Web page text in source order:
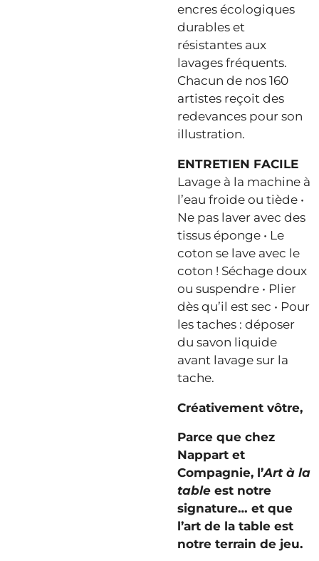
encres écologiques
durables et
résistantes aux
lavages fréquents.
Chacun de nos 160
artistes reçoit des
redevances pour son
illustration.
ENTRETIEN FACILE
Lavage à la machine à
l’eau froide ou tiède •
Ne pas laver avec des
tissus éponge • Le
coton se lave avec le
coton ! Séchage doux
ou suspendre • Plier
dès qu’il est sec • Pour
les taches : déposer
du savon liquide
avant lavage sur la
tache.
Créativement vôtre,
Parce que chez
Nappart et
Compagnie, l’Art à la
table est notre
signature… et que
l’art de la table est
notre terrain de jeu.